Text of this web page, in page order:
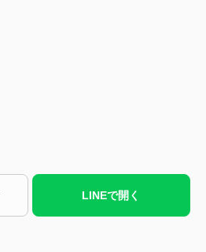
LINEで開く